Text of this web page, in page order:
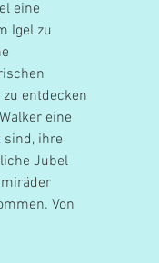
eine
Igel zu
entdecken
eine
sind, ihre
Jubel
Von